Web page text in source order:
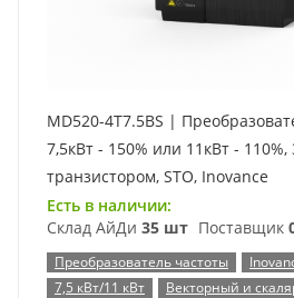
MD520-4T7.5BS |
7,5кВт - 150% или 11кВт -
транзистором, STO, Inovance
Есть в наличии:
Склад АйДи 35 шт Поставщик
Преобразователь частоты
7,5 кВт/11 кВт
Векторный и